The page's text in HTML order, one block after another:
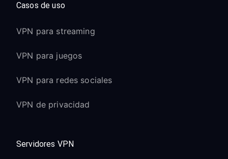
Casos de uso
VPN para streaming
VPN para juegos
VPN para redes sociales
VPN de privacidad
Servidores VPN